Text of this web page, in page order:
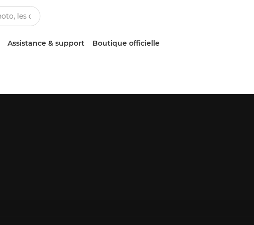
Assistance & support Boutique officielle